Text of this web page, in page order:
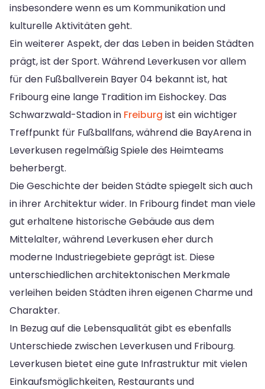
insbesondere wenn es um Kommunikation und
kulturelle Aktivitäten geht.
Ein weiterer Aspekt, der das Leben in beiden Städten
prägt, ist der Sport. Während Leverkusen vor allem
für den Fußballverein Bayer 04 bekannt ist, hat
Fribourg eine lange Tradition im Eishockey. Das
Schwarzwald-Stadion in Freiburg ist ein wichtiger
Treffpunkt für Fußballfans, während die BayArena in
Leverkusen regelmäßig Spiele des Heimteams
beherbergt.
Die Geschichte der beiden Städte spiegelt sich auch
in ihrer Architektur wider. In Fribourg findet man viele
gut erhaltene historische Gebäude aus dem
Mittelalter, während Leverkusen eher durch
moderne Industriegebiete geprägt ist. Diese
unterschiedlichen architektonischen Merkmale
verleihen beiden Städten ihren eigenen Charme und
Charakter.
In Bezug auf die Lebensqualität gibt es ebenfalls
Unterschiede zwischen Leverkusen und Fribourg.
Leverkusen bietet eine gute Infrastruktur mit vielen
Einkaufsmöglichkeiten, Restaurants und